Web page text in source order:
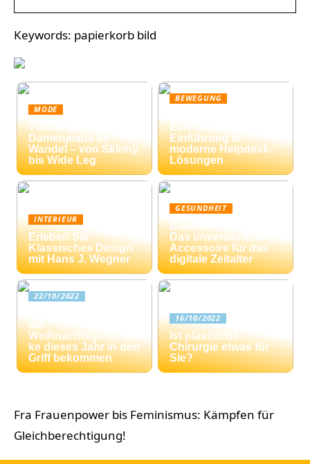
Keywords: papierkorb bild
MODE
Vielfalt der
Damenjeans im
Wandel – von Skinny
bis Wide Leg
BEWEGUNG
Eine umfassende
Einführung in
moderne Helpdesk-
Lösungen
INTERIEUR
Erleben Sie
Klassisches Design
mit Hans J. Wegner
GESUNDHEIT
Blaulicht-Filterbrille:
Das unverzichtbare
Accessoire für das
digitale Zeitalter
22/10/2022
die
Weihnachtsgeschen
ke dieses Jahr in den
Griff bekommen
16/10/2022
Ist plastische
Chirurgie etwas für
Sie?
Fra Frauenpower bis Feminismus: Kämpfen für
Gleichberechtigung!